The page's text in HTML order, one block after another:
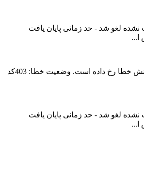
لغو شد - حد زمانی پایان یافت
هنگام ایجاد تراکنش خطا رخ داده است. وضعیت خطا: 403کد
لغو شد - حد زمانی پایان یافت